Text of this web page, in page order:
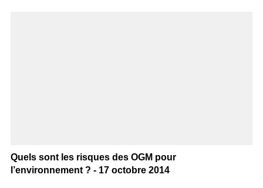
Quels sont les risques des OGM pour
l’environnement ? - 17 octobre 2014